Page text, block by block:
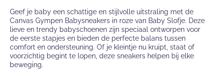
Geef je baby een schattige en stijlvolle uitstraling met de
Canvas Gympen Babysneakers in roze van Baby Slofje. Deze
lieve en trendy babyschoenen zijn speciaal ontworpen voor
de eerste stapjes en bieden de perfecte balans tussen
comfort en ondersteuning. Of je kleintje nu kruipt, staat of
voorzichtig begint te lopen, deze sneakers helpen bij elke
beweging.